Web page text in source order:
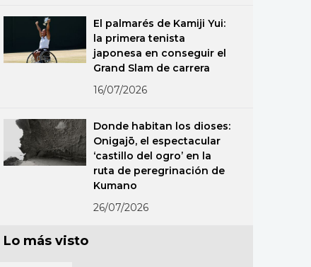
El palmarés de Kamiji Yui:
la primera tenista
japonesa en conseguir el
Grand Slam de carrera
16/07/2026
Donde habitan los dioses:
Onigajō, el espectacular
‘castillo del ogro’ en la
ruta de peregrinación de
Kumano
26/07/2026
Lo más visto